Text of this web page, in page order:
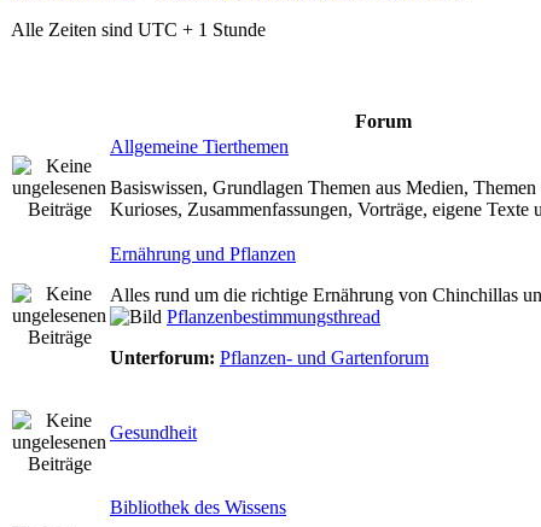
Alle Zeiten sind UTC + 1 Stunde
Forum
Allgemeine Tierthemen
Basiswissen, Grundlagen Themen aus Medien,
Kurioses, Zusammenfassungen, Vorträge, eigene Texte
Ernährung und Pflanzen
Alles rund um die richtige Ernährung von Chinchillas
Pflanzenbestimmungsthread
Unterforum: Pflanzen- und Gartenforum
Gesundheit
Bibliothek des Wissens